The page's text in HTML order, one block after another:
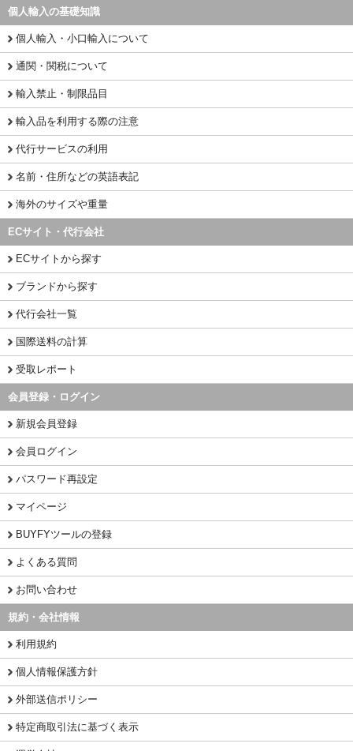
個人輸入の基礎知識
個人輸入・小口輸入について
通関・関税について
輸入禁止・制限品目
輸入品を利用する際の注意
代行サービスの利用
名前・住所などの英語表記
海外のサイズや重量
ECサイト・代行会社
ECサイトから探す
ブランドから探す
代行会社一覧
国際送料の計算
受取レポート
会員登録・ログイン
新規会員登録
会員ログイン
パスワード再設定
マイページ
BUYFYツールの登録
よくある質問
お問い合わせ
規約・会社情報
利用規約
個人情報保護方針
外部送信ポリシー
特定商取引法に基づく表示